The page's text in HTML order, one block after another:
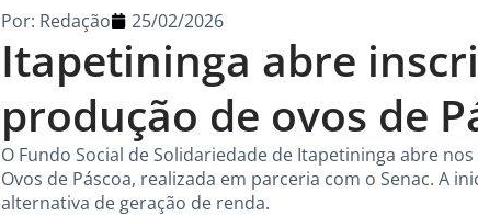
Itapetininga abre
produção de ovos de
Por: Redação 25/02/2026
O Fundo Social de Solidariedade de Itapetininga abre
Ovos de Páscoa, realizada em parceria com o Senac. A
alternativa de geração de renda.